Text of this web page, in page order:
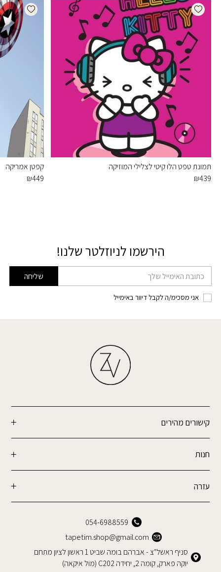
Add wishlist
תמונת טפט הלו קיטי לצלילי המוזיקה
₪439
wishlist
קפטן אמריקה
₪449
הירשמו לניוזלטר שלנו!
דוא׳׳ל שליחה
אני מסכימ/ה לקבל דיוור באימייל
קישורים מהירים
חנות
עזרה
054-6988559
tapetim.shop@gmail.com
סניף ראשל"צ - אברהם בומה שביט 1 ראשון לציון מתחם
יוקה פארק, קומה 2, יחידה C202 (מול איקאה)